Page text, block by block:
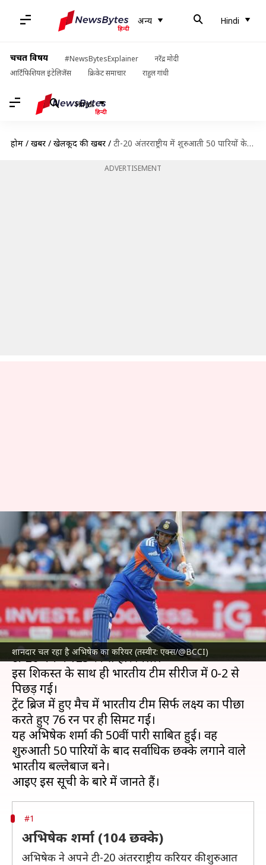
अन्य Hindi
चर्चित विषय #NewsBytesExplainer
नरेंद्र मोदी
आर्टिफिशियल इंटेलिजेंस
क्रिकेट समाचार राहुल गांधी
Hindi
होम / खबरें / खेलकूद की खबरें / टी-20 अंतरराष्ट्रीय में शुरुआती 50 पारियों के बाद इन भारतीय बल्लेबाजों ने लगाए सर्वाधिक छक्के
ADVERTISEMENT
शानदार चल रहा है अभिषेक का करियर (तस्वीर: एक्स/@BCCI)
टी-20 अंतरराष्ट्रीय में शुरुआती 50
पारियों के बाद इन भारतीय
बल्लेबाजों ने लगाए सर्वाधिक छक्के
लेखन अंकित पसबोला Jul 08, 2026 11:51 am
क्या है खबर?
भारतीय क्रिकेट टीमकोइंग्लैंड क्रिकेट टीमके खिलाफ तीसरे
टी-20 मैच में 125 रन से हार मिली।
इस शिकस्त के साथ ही भारतीय टीम सीरीज में 0-2 से
पिछड़ गई।
ट्रेंट ब्रिज में हुए मैच में भारतीय टीम सिर्फ लक्ष्य का पीछा
करते हुए 76 रन पर ही सिमट गई।
यह अभिषेक शर्मा की 50वीं पारी साबित हुई। वह
शुरुआती 50 पारियों के बाद सर्वाधिक छक्के लगाने वाले
भारतीय बल्लेबाज बने।
#1
अभिषेक शर्मा (104 छक्के)
अभिषेक ने अपने टी-20 अंतरराष्ट्रीय करियर की शुरुआत